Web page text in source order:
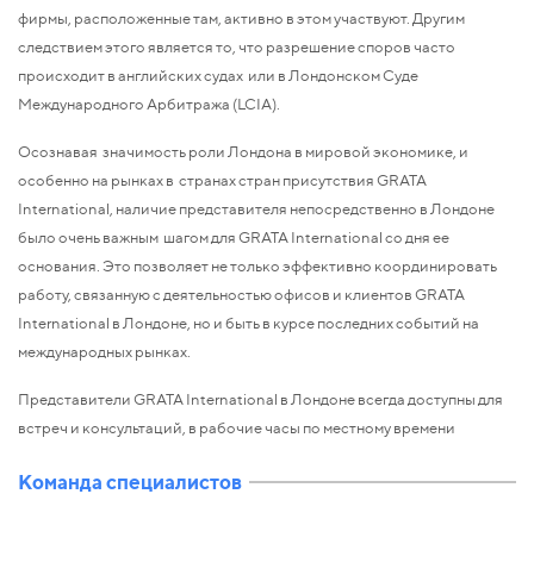
фирмы, расположенные там, активно в этом участвуют. Другим
следствием этого является то, что разрешение споров часто
происходит в английских судах или в Лондонском Суде
Международного Арбитража (LCIA).
Осознавая значимость роли Лондона в мировой экономике, и
особенно на рынках в странах стран присутствия GRATA
International, наличие представителя непосредственно в Лондоне
было очень важным шагом для GRATA International со дня ее
основания. Это позволяет не только эффективно координировать
работу, связанную с деятельностью офисов и клиентов GRATA
International в Лондоне, но и быть в курсе последних событий на
международных рынках.
Представители GRATA International в Лондоне всегда доступны для
встреч и консультаций, в рабочие часы по местному времени
Команда специалистов